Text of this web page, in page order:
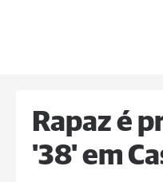
Rapaz é
'38' em